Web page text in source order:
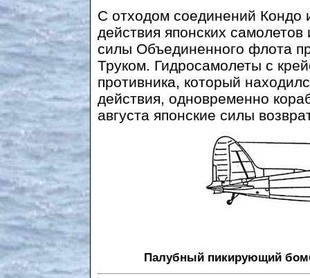
С отходом соединений Кондо
действия японских
силы Объединенного флота
Труком. Гидросамолеты с
противника, который
действия, одновременно
августа японские силы
Палубный пикирующий